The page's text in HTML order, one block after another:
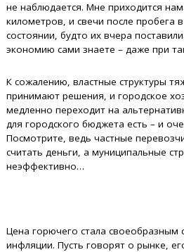
не наблюдается. Мне приходится
километров, и свечи после пробега
состоянии, будто их вчера
экономию сами знаете – даже при
К сожалению, властные структуры
принимают решения, и городское
медленно переходит на
для городского бюджета есть – и
Посмотрите, ведь частные
считать деньги, а муниципальные
неэффективно…
Цена горючего стала своеобразным
инфляции. Пусть говорят о рынке,